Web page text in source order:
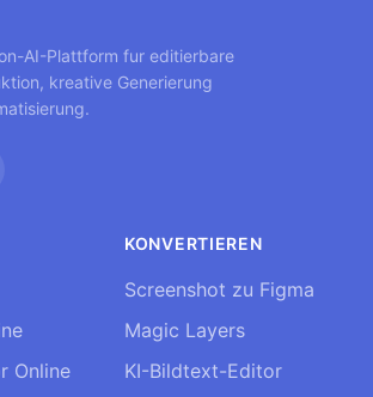
AI-Plattform fur editierbare
kreative Generierung
Online
KONVERTIEREN
Screenshot zu Figma
Magic Layers
KI-Bildtext-Editor